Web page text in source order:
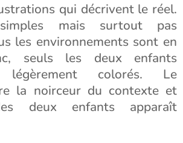
qui décrivent le réel.
mais surtout pas
les environnements sont en
seuls les deux enfants
légèrement colorés. Le
la noirceur du contexte et
deux enfants apparaît